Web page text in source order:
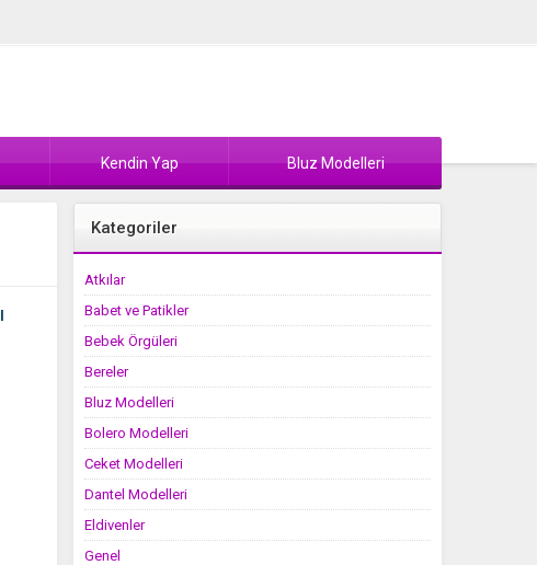
Kendin Yap Bluz Modelleri
Kategoriler
Atkılar
Babet ve Patikler
Bebek Örgüleri
Bereler
Bluz Modelleri
Bolero Modelleri
Ceket Modelleri
Dantel Modelleri
Eldivenler
Genel